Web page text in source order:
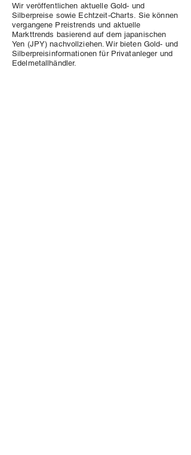
Wir veröffentlichen aktuelle Gold- und
Silberpreise sowie Echtzeit-Charts. Sie können
vergangene Preistrends und aktuelle
Markttrends basierend auf dem japanischen
Yen (JPY) nachvollziehen. Wir bieten Gold- und
Silberpreisinformationen für Privatanleger und
Edelmetallhändler.